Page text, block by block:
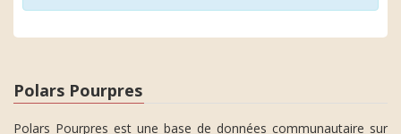
Polars Pourpres
Polars Pourpres est une base de données communautaire sur